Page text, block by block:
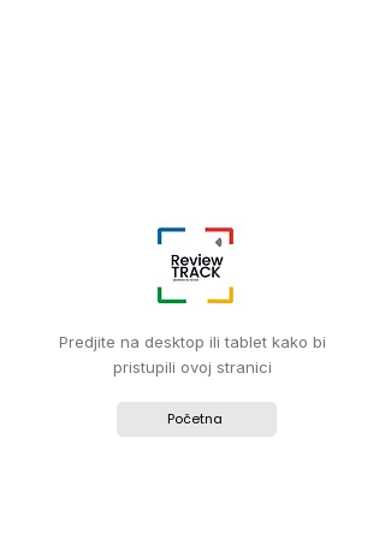
Predjite na desktop ili tablet kako bi
pristupili ovoj stranici
Početna